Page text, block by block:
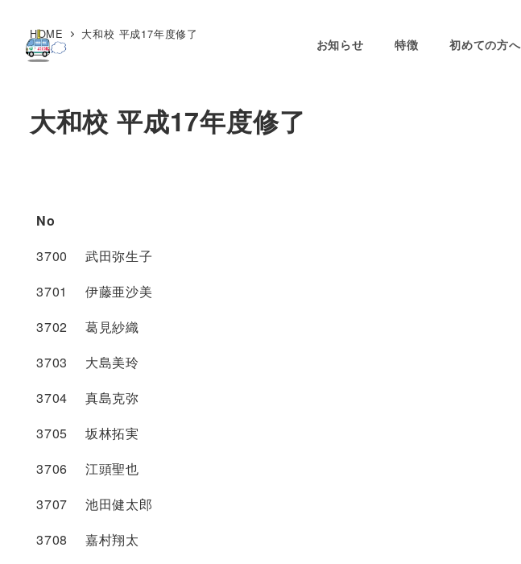
お知らせ 特徴 初めての方へ
HOME 大和校 平成17年度修了
大和校 平成17年度修了
No
3700 武田弥生子
3701 伊藤亜沙美
3702 葛見紗織
3703 大島美玲
3704 真島克弥
3705 坂林拓実
3706 江頭聖也
3707 池田健太郎
3708 嘉村翔太